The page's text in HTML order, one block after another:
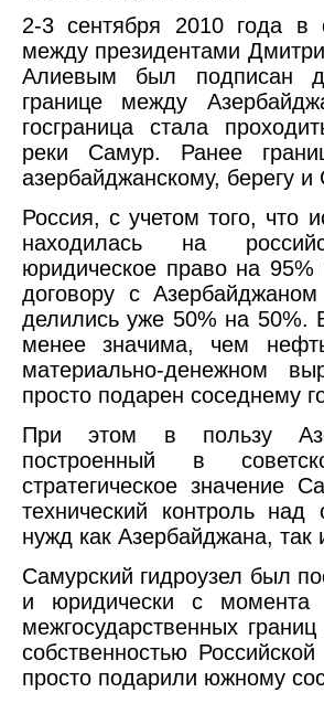
2-3 сентября 2010 года в
между президентами
Алиевым был подписан
границе между
госграница стала
реки Самур. Ранее
азербайджанскому, берегу
Россия, с учетом того, что
находилась на
юридическое право на
договору с
делились уже 50% на
менее значима, чем
материально-денежном
просто подарен соседнему
При этом в пользу
построенный в
стратегическое значение
технический контроль
нужд как Азербайджана, так
Самурский гидроузел был
и юридически с момента
межгосударственных
собственностью
просто подарили южному